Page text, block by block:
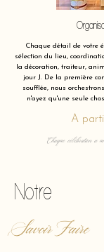
Chaque détail de votre
sélection du lieu,
la décoration, traiteur,
jour J. De la première
soufflée, nous
n'ayez qu'une seule
A
Chaque célébration a
Notre
Savoir Faire